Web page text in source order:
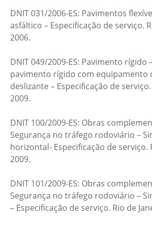
DNIT 031/2006-ES: Pavimentos
asfáltico – Especificação de serviço.
2006.
DNIT 049/2009-ES: Pavimento rígido
pavimento rígido com equipamento
deslizante – Especificação de
2009.
DNIT 100/2009-ES: Obras
Segurança no tráfego rodoviário –
horizontal- Especificação de serviço.
2009.
DNIT 101/2009-ES: Obras
Segurança no tráfego rodoviário –
– Especificação de serviço. Rio de